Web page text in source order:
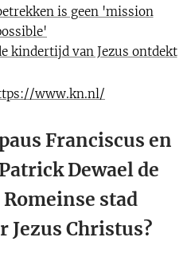
is geen 'mission
kindertijd van Jezus ontdekt
www.kn.nl/
Franciscus en
Dewael de
stad
Jezus Christus?